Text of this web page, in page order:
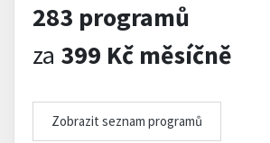
283 programů
za 399 Kč měsíčně
Zobrazit seznam programů